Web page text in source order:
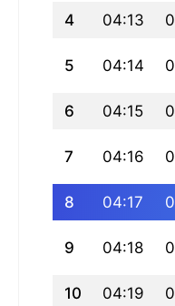
4 04:13
5 04:14
6 04:15
7 04:16
8 04:17
9 04:18
10 04:19